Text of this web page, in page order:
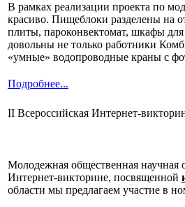
В рамках реализации проекта по
красиво. Пищеблоки разделены на
плиты, пароконвектомат, шкафы
довольны не только работники
«умные» водопроводные краны с
Подробнее...
II Всероссийская Интернет-
Молодежная общественная научная
Интернет-викторине, посвященной
области мы предлагаем участие в